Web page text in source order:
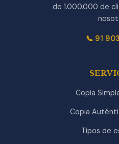
de 1.000.000 de
📞 91
Copia
Copia
Tipos de